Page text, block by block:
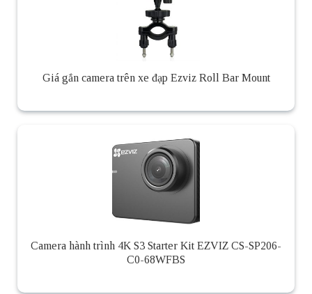
Giá gắn camera trên xe đạp Ezviz Roll Bar Mount
Camera hành trình 4K S3 Starter Kit EZVIZ CS-SP206-
C0-68WFBS